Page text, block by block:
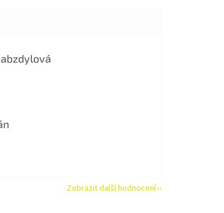
obchodu je 5 z 5 hvězdiček.
obchodu je 5 z 5 hvězdiček.
Zobrazit další hodnocení